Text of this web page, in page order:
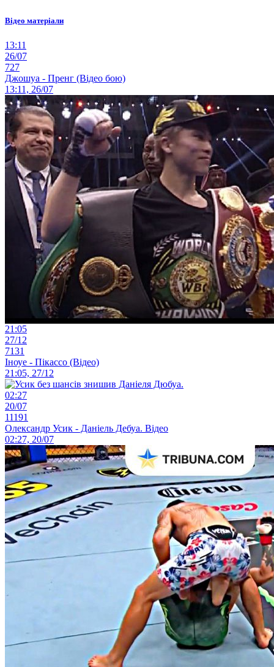
Відео матеріали
13:11
26/07
727
Джошуа - Пренг (Відео бою)
13:11, 26/07
21:05
27/12
7131
Іноуе - Пікассо (Відео)
21:05, 27/12
02:27
20/07
11191
Олександр Усик - Даніель Дебуа. Відео
02:27, 20/07